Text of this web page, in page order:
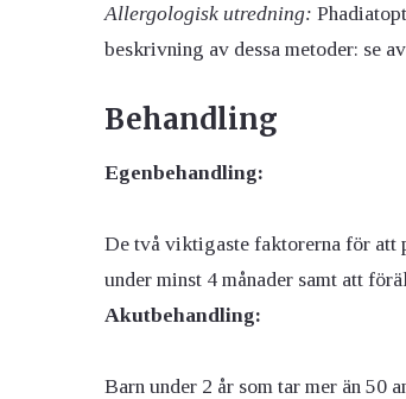
Allergologisk utredning:
beskrivning av dessa metoder: se
Behandling
Egenbehandling:
De två viktigaste faktorerna för att
under minst 4 månader samt att
Akutbehandling:
Barn under 2 år som tar mer än 50